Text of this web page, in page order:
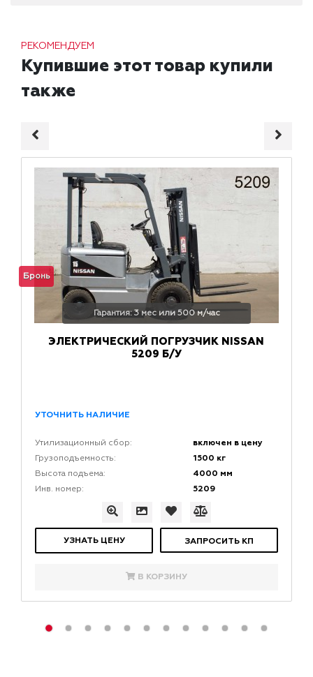
РЕКОМЕНДУЕМ
Купившие этот товар купили
также
Бронь
Гарантия: 3 мес или 500 м/час
ЭЛЕКТРИЧЕСКИЙ ПОГРУЗЧИК NISSAN
5209 Б/У
УТОЧНИТЬ НАЛИЧИЕ
Утилизационный сбор: включен в цену
Грузоподъемность: 1500 кг
Высота подъема: 4000 мм
Инв. номер: 5209
УЗНАТЬ ЦЕНУ ЗАПРОСИТЬ КП
В КОРЗИНУ